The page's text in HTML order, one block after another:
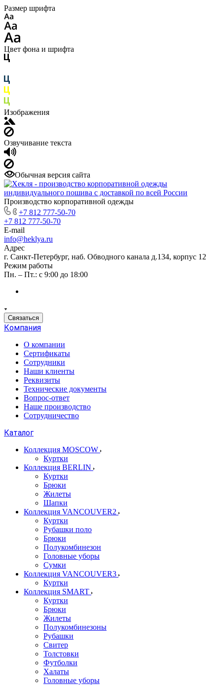
Размер шрифта
Цвет фона и шрифта
Изображения
Озвучивание текста
Обычная версия сайта
Производство корпоративной одежды
+7 812 777-50-70
+7 812 777-50-70
E-mail
info@heklya.ru
Адрес
г. Санкт-Петербург, наб. Обводного канала д.134, корпус 12
Режим работы
Пн. – Пт.: с 9:00 до 18:00
Связаться
Компания
О компании
Сертификаты
Сотрудники
Наши клиенты
Реквизиты
Технические документы
Вопрос-ответ
Наше производство
Сотрудничество
Каталог
Коллекция MOSCOW
Куртки
Коллекция BERLIN
Куртки
Брюки
Жилеты
Шапки
Коллекция VANCOUVER2
Куртки
Рубашки поло
Брюки
Полукомбинезон
Головные уборы
Сумки
Коллекция VANCOUVER3
Куртки
Коллекция SMART
Куртки
Брюки
Жилеты
Полукомбинезоны
Рубашки
Свитер
Толстовки
Футболки
Халаты
Головные уборы